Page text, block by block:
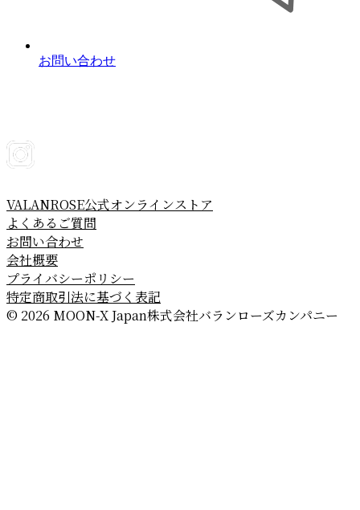
お問い合わせ
VALANROSE公式オンラインストア
よくあるご質問
お問い合わせ
会社概要
プライバシーポリシー
特定商取引法に基づく表記
© 2026 MOON-X Japan株式会社バランローズカンパニー